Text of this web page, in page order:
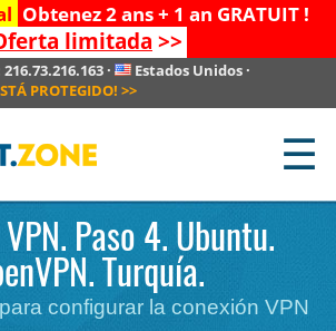
Obtenez 2 ans + 1 an GRATUIT !
limitada >>
216.73.216.163· Estados Unidos ·
PROTEGIDO! >>
☰
Paso 4. Ubuntu.
Turquía.
configurar la conexión VPN